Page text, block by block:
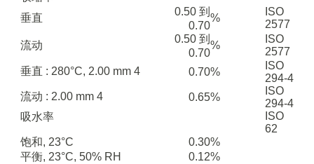
垂直
0.50 到
0.70
%
ISO
2577
流动
0.50 到
0.70
%
ISO
2577
垂直 : 280°C, 2.00 mm 4 0.70%
ISO
294-4
流动 : 2.00 mm 4 0.65%
ISO
294-4
吸水率
ISO
62
饱和, 23°C
0.30%
平衡, 23°C, 50% RH
0.12%